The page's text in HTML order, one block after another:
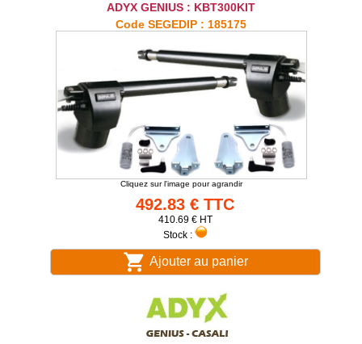
ADYX GENIUS : KBT300KIT
Code SEGEDIP : 185175
Cliquez sur l'image pour agrandir
492.83 € TTC
410.69 € HT
Stock :
Ajouter au panier